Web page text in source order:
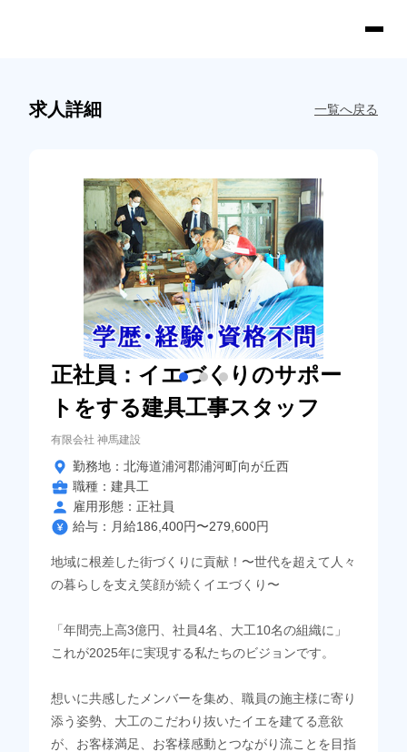
求人詳細 一覧へ戻る
正社員：イエづくりのサポー
トをする建具工事スタッフ
有限会社 神馬建設
勤務地：北海道浦河郡浦河町向が丘西
職種：建具工
雇用形態：正社員
給与：月給186,400円〜279,600円
地域に根差した街づくりに貢献！〜世代を超えて人々
の暮らしを支え笑顔が続くイエづくり〜
「年間売上高3億円、社員4名、大工10名の組織に」
これが2025年に実現する私たちのビジョンです。
想いに共感したメンバーを集め、職員の施主様に寄り
添う姿勢、大工のこだわり抜いたイエを建てる意欲
が、お客様満足、お客様感動とつながり流ことを目指